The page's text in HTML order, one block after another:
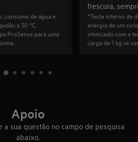
consumo de água e
a 30 °C,
ProSense para uma
frescura,
*Teste interno de
energia de um
otimizado com a
carga de 1 kg vs
Apoio
a sua questão no campo de pesquisa
abaixo.